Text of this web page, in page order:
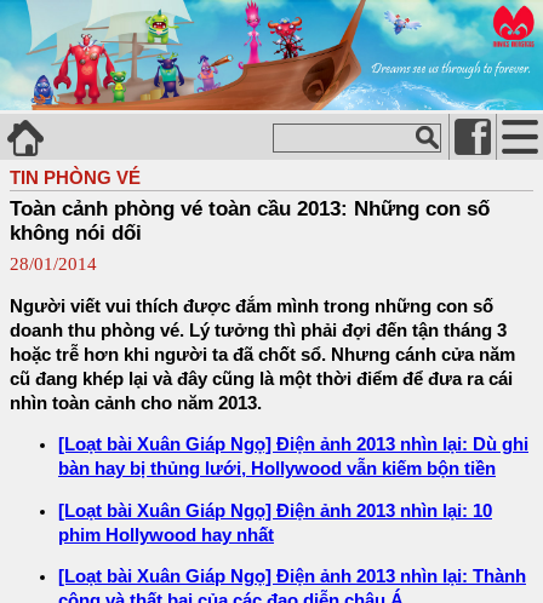
TIN PHÒNG VÉ
Toàn cảnh phòng vé toàn cầu 2013: Những con số
không nói dối
28/01/2014
Người viết vui thích được đắm mình trong những con số
doanh thu phòng vé. Lý tưởng thì phải đợi đến tận tháng 3
hoặc trễ hơn khi người ta đã chốt sổ. Nhưng cánh cửa năm
cũ đang khép lại và đây cũng là một thời điểm để đưa ra cái
nhìn toàn cảnh cho năm 2013.
[Loạt bài Xuân Giáp Ngọ] Điện ảnh 2013 nhìn lại: Dù ghi
bàn hay bị thủng lưới, Hollywood vẫn kiếm bộn tiền
[Loạt bài Xuân Giáp Ngọ] Điện ảnh 2013 nhìn lại: 10
phim Hollywood hay nhất
[Loạt bài Xuân Giáp Ngọ] Điện ảnh 2013 nhìn lại: Thành